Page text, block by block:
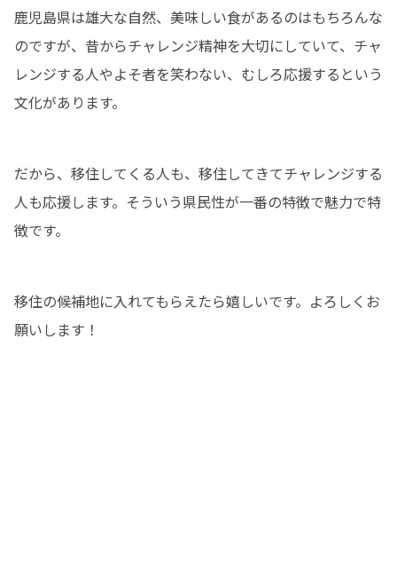
鹿児島県は雄大な自然、美味しい食があるのはもちろんな
のですが、昔からチャレンジ精神を大切にしていて、チャ
レンジする人やよそ者を笑わない、むしろ応援するという
文化があります。
だから、移住してくる人も、移住してきてチャレンジする
人も応援します。そういう県民性が一番の特徴で魅力で特
徴です。
移住の候補地に入れてもらえたら嬉しいです。よろしくお
願いします！